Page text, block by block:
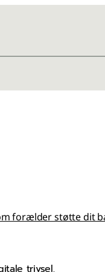
forælder støtte dit
trivsel.